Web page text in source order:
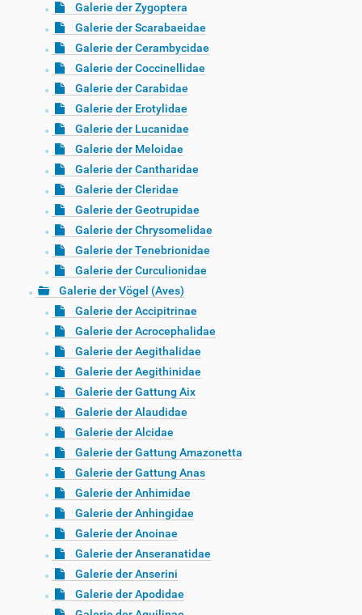
Galerie der Zygoptera
Galerie der Scarabaeidae
Galerie der Cerambycidae
Galerie der Coccinellidae
Galerie der Carabidae
Galerie der Erotylidae
Galerie der Lucanidae
Galerie der Meloidae
Galerie der Cantharidae
Galerie der Cleridae
Galerie der Geotrupidae
Galerie der Chrysomelidae
Galerie der Tenebrionidae
Galerie der Curculionidae
Galerie der Vögel (Aves)
Galerie der Accipitrinae
Galerie der Acrocephalidae
Galerie der Aegithalidae
Galerie der Aegithinidae
Galerie der Gattung Aix
Galerie der Alaudidae
Galerie der Alcidae
Galerie der Gattung Amazonetta
Galerie der Gattung Anas
Galerie der Anhimidae
Galerie der Anhingidae
Galerie der Anoinae
Galerie der Anseranatidae
Galerie der Anserini
Galerie der Apodidae